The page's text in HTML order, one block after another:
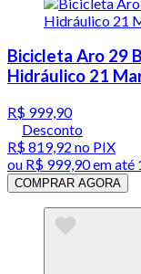
Bicicleta Aro 29
Hidráulico 21
R$ 999,90
Desconto
R$ 819,92 no PIX
ou R$ 999,90em até
COMPRAR AGORA